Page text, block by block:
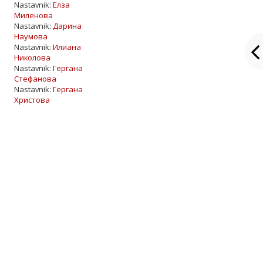
Nastavnik:Елза
Миленова
Nastavnik:Дарина
Наумова
Nastavnik:Илиана
Николова
Nastavnik:Гергана
Стефанова
Nastavnik:Гергана
Христова